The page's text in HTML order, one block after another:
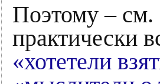
Поэтому –
практически
«хотетели